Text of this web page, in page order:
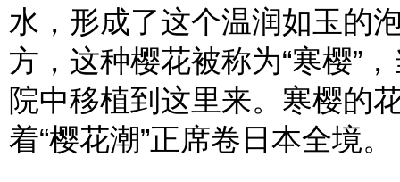
水，形成了这个温润如玉的
方，这种樱花被称为“寒樱”
院中移植到这里来。寒樱的
着“樱花潮”正席卷日本全境。